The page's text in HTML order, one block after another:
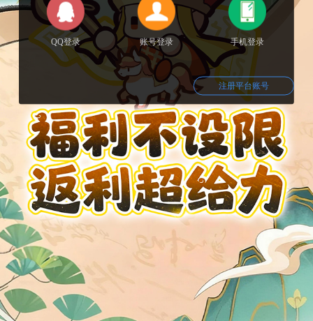
QQ登录 账号登录 手机登录
注册平台账号